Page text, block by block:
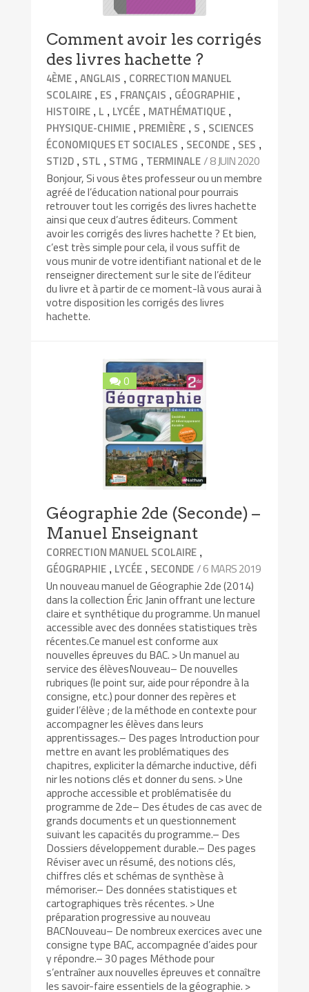
Comment avoir les corrigés
des livres hachette ?
4ÈME ,ANGLAIS , CORRECTION MANUEL
SCOLAIRE , ES , FRANÇAIS , GÉOGRAPHIE ,
HISTOIRE , L , LYCÉE , MATHÉMATIQUE ,
PHYSIQUE-CHIMIE , PREMIÈRE , S , SCIENCES
ÉCONOMIQUES ET SOCIALES , SECONDE , SES ,
STI2D , STL , STMG , TERMINALE/ 8 JUIN 2020
Bonjour, Si vous êtes professeur ou un membre
agréé de l’éducation national pour pourrais
retrouver tout les corrigés des livres hachette
ainsi que ceux d’autres éditeurs. Comment
avoir les corrigés des livres hachette ? Et bien,
c’est très simple pour cela, il vous suffit de
vous munir de votre identifiant national et de le
renseigner directement sur le site de l’éditeur
du livre et à partir de ce moment-là vous aurai à
votre disposition les corrigés des livres
hachette.
0
Géographie 2de (Seconde) –
Manuel Enseignant
CORRECTION MANUEL SCOLAIRE ,
GÉOGRAPHIE , LYCÉE , SECONDE/ 6 MARS 2019
Un nouveau manuel de Géographie 2de (2014)
dans la collection Éric Janin offrant une lecture
claire et synthétique du programme. Un manuel
accessible avec des données statistiques très
récentes.Ce manuel est conforme aux
nouvelles épreuves du BAC. > Un manuel au
service des élèvesNouveau– De nouvelles
rubriques (le point sur, aide pour répondre à la
consigne, etc.) pour donner des repères et
guider l’élève ; de la méthode en contexte pour
accompagner les élèves dans leurs
apprentissages.– Des pages Introduction pour
mettre en avant les problématiques des
chapitres, expliciter la démarche inductive, défi
nir les notions clés et donner du sens. > Une
approche accessible et problématisée du
programme de 2de– Des études de cas avec de
grands documents et un questionnement
suivant les capacités du programme.– Des
Dossiers développement durable.– Des pages
Réviser avec un résumé, des notions clés,
chiffres clés et schémas de synthèse à
mémoriser.– Des données statistiques et
cartographiques très récentes. > Une
préparation progressive au nouveau
BACNouveau– De nombreux exercices avec une
consigne type BAC, accompagnée d’aides pour
y répondre.– 30 pages Méthode pour
s’entraîner aux nouvelles épreuves et connaître
les savoir-faire essentiels de la géographie. >